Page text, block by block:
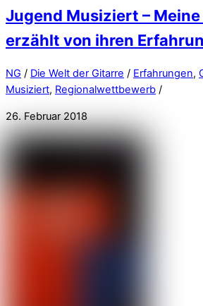
Jugend Musiziert –
erzählt von ihren
NG / Die Welt der Gitarre / Erfahrungen,
Musiziert, Regionalwettbewerb /
26. Februar 2018